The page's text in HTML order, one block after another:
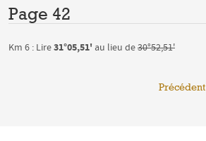
Page 42
Km 6 : Lire31°05,51' au lieu de30°52,51'
Précédent